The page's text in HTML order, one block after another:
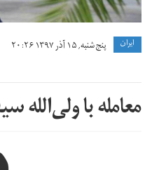
ايران پنج شنبه, ۱۵ آذر ۱۳۹۷ ۲۰:۲۶
معامله با